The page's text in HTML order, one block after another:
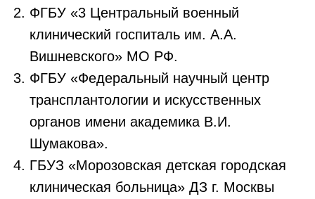
ФГБУ «3 Центральный военный
клинический госпиталь им. А.А.
Вишневского» МО РФ.
ФГБУ «Федеральный научный центр
трансплантологии и искусственных
органов имени академика В.И.
Шумакова».
ГБУЗ «Морозовская детская городская
клиническая больница» ДЗ г. Москвы
Остались вопросы?
Напишите нам
КОНТАКТЫ
+7 (495) 280-12-00
info@atr.gov.ru
АДРЕС
СВЕДЕНИЯ ОБ ОБРАЗОВАТЕЛЬНОЙ ОРГАНИЗАЦИИ
ЗАКУПКИ